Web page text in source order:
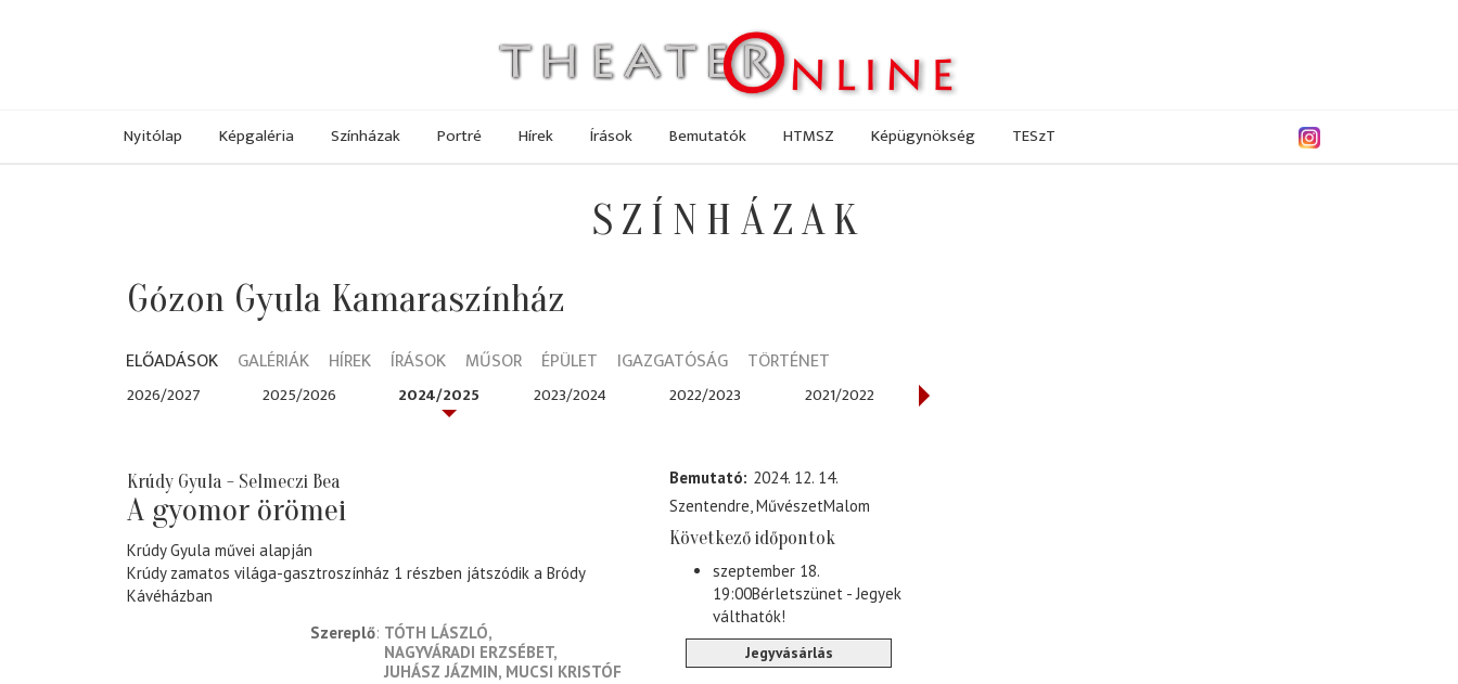
Nyitólap Képgaléria Színházak Portré Hírek Írások Bemutatók HTMSZ Képügynökség TESzT
SZÍNHÁZAK
Gózon Gyula Kamaraszínház
ELŐADÁSOK GALÉRIÁK HÍREK ÍRÁSOK MŰSOR ÉPÜLET IGAZGATÓSÁG TÖRTÉNET
2026/2027 2025/2026 2024/2025 2023/2024 2022/2023 2021/2022
Krúdy Gyula - Selmeczi Bea
A gyomor örömei
Krúdy Gyula művei alapján
Krúdy zamatos világa-gasztroszínház 1 részben játszódik a Bródy
Kávéházban
Szereplő TÓTH LÁSZLÓ
NAGYVÁRADI ERZSÉBET
JUHÁSZ JÁZMIN MUCSI KRISTÓF
Bemutató 2024. 12. 14.
Szentendre, MűvészetMalom
Következő időpontok
szeptember 18.
19:00Bérletszünet - Jegyek
válthatók!
Jegyvásárlás